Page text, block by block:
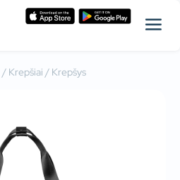
/ Krepšiai / Krepšys